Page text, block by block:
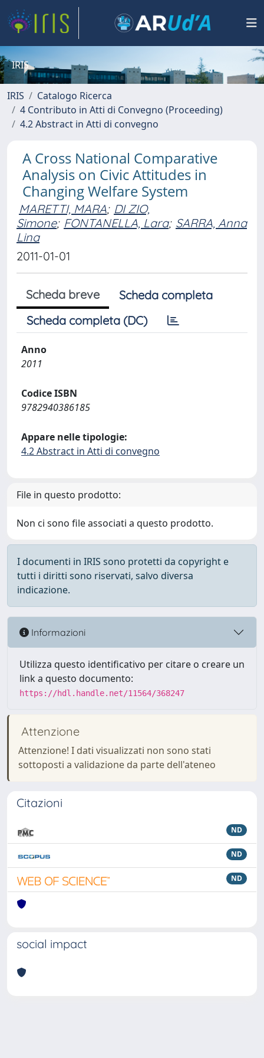
IRIS
IRIS
Catalogo Ricerca
4 Contributo in Atti di Convegno (Proceeding)
4.2 Abstract in Atti di convegno
A Cross National Comparative
Analysis on Civic Attitudes in
Changing Welfare System
MARETTI, MARA; DI ZIO,
Simone; FONTANELLA, Lara; SARRA, Anna
Lina
2011-01-01
Scheda breve
Scheda completa
Scheda completa (DC)
Anno
2011
Codice ISBN
9782940386185
Appare nelle tipologie:
4.2 Abstract in Atti di convegno
File in questo prodotto:
Non ci sono file associati a questo prodotto.
I documenti in IRIS sono protetti da copyright e
tutti i diritti sono riservati, salvo diversa
indicazione.
Informazioni
Utilizza questo identificativo per citare o creare un
link a questo documento:
https://hdl.handle.net/11564/368247
Attenzione
Attenzione! I dati visualizzati non sono stati
sottoposti a validazione da parte dell'ateneo
Citazioni
ND
ND
ND
social impact